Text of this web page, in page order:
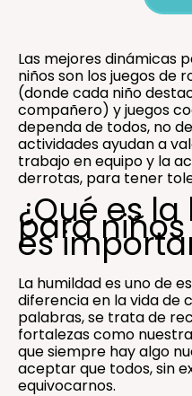
Las mejores dinámicas
niños son los juegos de
(donde cada niño
compañero) y juegos
dependa de todos, no
actividades ayudan a
trabajo en equipo y la
derrotas, para tener
¿Qué es
para
es
La humildad es uno de
diferencia en la vida de
palabras, se trata de
fortalezas como
que siempre hay algo
aceptar que todos, sin
equivocarnos.